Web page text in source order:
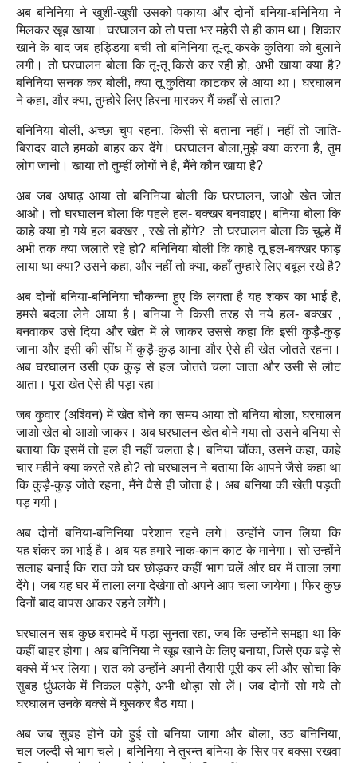
अब बनिनिया ने खुशी-खुशी उसको पकाया और दोनों बनिया-बनिनिया ने
मिलकर खूब खाया। घरघालन को तो पत्ता भर महेरी से ही काम था। शिकार
खाने के बाद जब हड्डिया बची तो बनिनिया तू-तू करके कुतिया को बुलाने
लगी। तो घरघालन बोला कि तू-तू किसे कर रही हो, अभी खाया क्‍या है?
बनिनिया सनक कर बोली, क्‍या तू कुतिया काटकर ले आया था। घरघालन
ने कहा, और क्‍या, तुम्होरे लिए हिरना मारकर मैं कहाँ से लाता?
बनिनिया बोली, अच्छा चुप रहना, किसी से बताना नहीं। नहीं तो जाति-
बिरादर वाले हमको बाहर कर देंगे। घरघालन बोला,मुझे क्या करना है, तुम
लोग जानो। खाया तो तुम्हीं लोगों ने है, मैंने कौन खाया है?
अब जब अषाढ़ आया तो बनिनिया बोली कि घरघालन, जाओ खेत जोत
आओ।तो घरघालन बोला कि पहले हल- बक्खर बनवाइए। बनिया बोला कि
काहे क्या हो गये हल बक्खर , रखे तो होंगे? तो घरघालन बोला कि चूल्हे में
अभी तक क्या जलाते रहे हो? बनिनिया बोली कि काहे तू हल-बक्खर फाड़
लाया था क्‍या? उसने कहा, और नहीं तो क्या, कहाँ तुम्हारे लिए बबूल रखे है?
अब दोनों बनिया-बनिनिया चौकन्ना हुए कि लगता है यह शंकर का भाई है,
हमसे बदला लेने आया है। बनिया ने किसी तरह से नये हल- बक्खर ,
बनवाकर उसे दिया और खेत में ले जाकर उससे कहा कि इसी कुड़ै-कुड़
जाना और इसी की सींध में कुड़ै-कुड़ आना और ऐसे ही खेत जोतते रहना।
अब घरघालन उसी एक कुड़ से हल जोतते चला जाता और उसी से लौट
आता। पूरा खेत ऐसे ही पड़ा रहा।
जब कुवार (अश्विन) में खेत बोने का समय आया तो बनिया बोला, घरघालन
जाओ खेत बो आओ जाकर। अब घरघालन खेत बोने गया तो उसने बनिया से
बताया कि इसमें तो हल ही नहीं चलता है। बनिया चौंका, उसने कहा, काहे
चार महीने क्‍या करते रहे हो? तो घरघालन ने बताया कि आपने जैसे कहा था
कि कुड़ै-कुड़ जोते रहना, मैंने वैसे ही जोता है। अब बनिया की खेती पड़ती
पड़ गयी।
अब दोनों बनिया-बनिनिया परेशान रहने लगे। उन्होंने जान लिया कि
यहशंकर का भाई है। अब यह हमारे नाक-कान काट के मानेगा। सो उन्होंने
सलाह बनाई कि रात को घर छोड़कर कहीं भाग चलें और घर में ताला लगा
देंगे। जब यह घर में ताला लगा देखेगा तो अपने आप चला जायेगा। फिर कुछ
दिनों बाद वापस आकर रहने लगेंगे।
घरघालन सब कुछ बरामदे में पड़ा सुनता रहा, जब कि उन्होंने समझा था कि
कहींबाहर होगा। अब बनिनिया ने खूब खाने के लिए बनाया, जिसे एक बड़े से
बक्से में भर लिया। रात को उन्होंने अपनी तैयारी पूरी कर ली और सोचा कि
सुबह धुंधलकेमें निकल पड़ेंगे, अभी थोड़ा सो लें। जब दोनों सो गये तो
घरघालन उनके बक्से में घुसकर बैठ गया।
अब जब सुबह होने को हुई तो बनिया जागा और बोला, उठ बनिनिया,
चलजल्दी से भाग चले। बनिनिया ने तुरन्त बनिया के सिर पर बक्सा रखवा